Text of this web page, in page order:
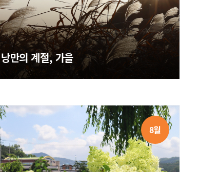
낭만의 계절, 가을
8월